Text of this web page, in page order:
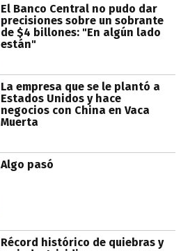
El Banco Central no pudo dar
precisiones sobre un sobrante
de $4 billones: "En algún lado
están"
La empresa que se le plantó a
Estados Unidos y hace
negocios con China en Vaca
Muerta
Algo pasó
Récord histórico de quiebras y